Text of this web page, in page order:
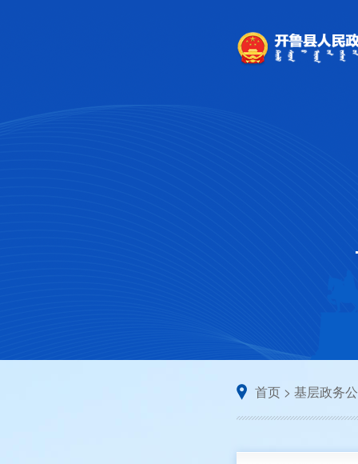
首页 > 基层政务